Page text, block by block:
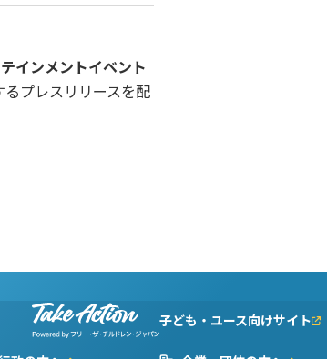
インメントイベント
プレスリリースを配
子ども・ユース向けサイト